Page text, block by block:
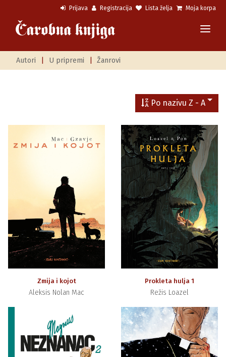
Prijava Registracija Lista želja Moja korpa
Autori U pripremi Žanrovi
Po nazivu Z - A
Zmija i kojot
Aleksis Nolan Mac
Prokleta hulja 1
Režis Loazel